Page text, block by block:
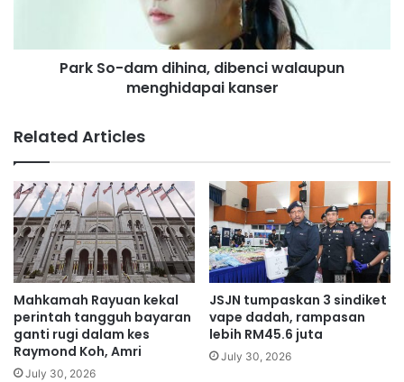
t
a
h
a
n
,
s
i
a
m
e
a
i
n
a
,
d
i
b
e
n
c
i
w
a
Park So-dam dihina, dibenci walaupun
menghidapai kanser
Related Articles
Mahkamah Rayuan kekal
perintah tangguh bayaran
ganti rugi dalam kes
Raymond Koh, Amri
July 30, 2026
JSJN tumpaskan 3 sindiket
vape dadah, rampasan
lebih RM45.6 juta
July 30, 2026